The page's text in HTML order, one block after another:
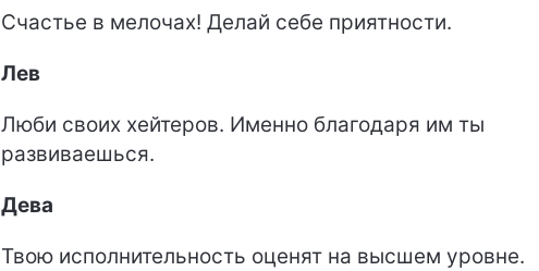
Счастье в мелочах! Делай себе приятности.
Лев
Люби своих хейтеров. Именно благодаря им ты
развиваешься.
Дева
Твою исполнительность оценят на высшем уровне.